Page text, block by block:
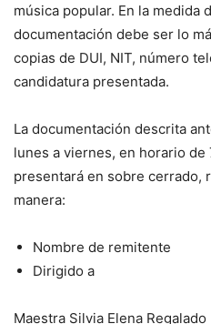
música popular. En la medida
documentación debe ser lo
copias de DUI, NIT, número
candidatura presentada.
La documentación descrita
lunes a viernes, en horario de
presentará en sobre cerrado,
manera:
Nombre de remitente
Dirigido a
Maestra Silvia Elena Regalado